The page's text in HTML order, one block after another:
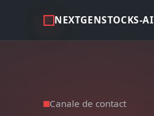
NEXTGENSTOCKS-AI
Canale de contact